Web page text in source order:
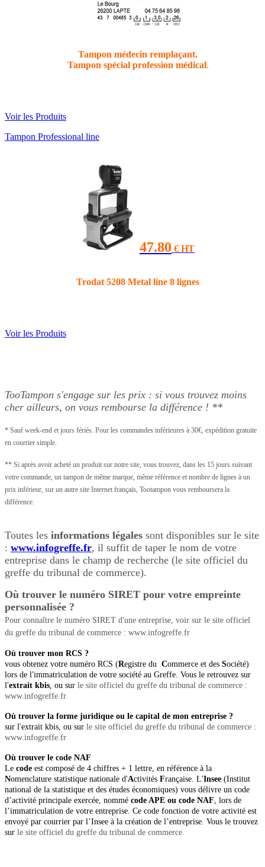
Tampon médecin remplaçant.
Tampon spécial profession médical.
Voir les Produits
Tampon Professional line
47.80 € HT
Trodat 5208 Metal line 8 lignes
Voir les Produits
TooTampon s'engage sur les prix : si vous trouvez moins
cher ailleurs, on vous rembourse la différence ! **
* Sauf week-end et jours fériés. Pour les commandes inférieures à 30€, expédition gratuite
en courrier simple.
** Si après avoir acheté un produit sur notre site, vous trouvez, dans les 15 jours suivant
votre commande, un tampon de même marque, même référence et nombre de lignes à un
prix inférieur, sur un autre site Internet français, Tootampon vous remboursera la
différence.
Toutes les informations légales sont disponibles sur le site
: www.infogreffe.fr, il suffit de taper le nom de votre
entreprise dans le champ de recherche (le site officiel du
greffe du tribunal de commerce).
Où trouver le numéro SIRET pour votre empreinte
personnalisée ?
Pour connaître le numéro SIRET d'une entreprise, voir sur le site officiel
du greffe du tribunal de commerce : www.infogreffe.fr
Où trouver mon RCS ?
vous obtenez votre numéro RCS (Registre du Commerce et des Société)
lors de l'immatriculation de votre société au Greffe. Vous le retrouvez sur
l'extrait kbis , ou sur le site officiel du greffe du tribunal de commerce :
www.infogreffe.fr
Où trouver la forme juridique ou le capital de mon entreprise ?
sur l'extrait kbis, ou sur le site officiel du greffe du tribunal de commerce :
www.infogreffe.fr
Où trouver le code NAF
Le code est composé de 4 chiffres + 1 lettre, en référence à la
Nomenclature statistique nationale d'Activités Française. L'Insee (Institut
national de la statistique et des études économiques) vous délivre un code
d’activité principale exercée, nommé code APE ou code NAF , lors de
l’immatriculation de votre entreprise . Ce code fonction de votre activité est
envoyé par courrier par l’Insee à la création de l’entreprise. Vous le trouvez
sur le site officiel du greffe du tribunal de commerce.